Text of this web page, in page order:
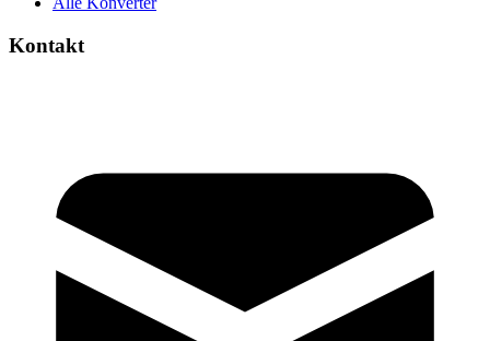
Kontakt